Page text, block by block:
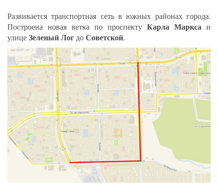
Развивается транспортная сеть в южных районах города.
Построена новая ветка по проспекту Карла Маркса и
улицеЗеленый Лог доСоветской.